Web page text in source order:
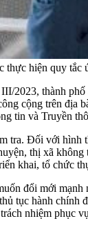
thực hiện quy tắc
2023, thành phố
cộng trên địa
tin và Truyền
tra. Đối với hình
thị xã không
khai, tổ chức
đổi mới mạnh
tục hành chính
nhiệm phục